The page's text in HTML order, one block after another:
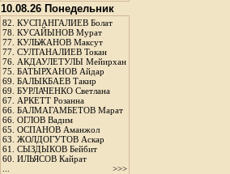
10.08.26 Понедельник
82. КУСПАНГАЛИЕВ Болат
78. КУСАЙЫНОВ Мурат
77. КУЛЬЖАНОВ Максут
77. СУЛТАНАЛИЕВ Токан
76. АКДАУЛЕТУЛЫ Мейирхан
75. БАТЫРХАНОВ Айдар
69. БАЛЫКБАЕВ Такир
69. БУРЛАЧЕНКО Светлана
67. АРКЕТТ Розанна
66. БАЛМАГАМБЕТОВ Марат
66. ОГЛОВ Вадим
65. ОСПАНОВ Аманжол
63. ЖОЛДОГУТОВ Аскар
61. СЫЗДЫКОВ Бейбит
60. ИЛЬЯСОВ Кайрат
>>>